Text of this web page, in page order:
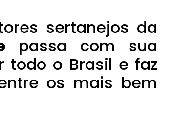
sertanejos da
passa com sua
todo o Brasil e faz
os mais bem